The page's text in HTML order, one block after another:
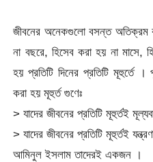
জীবনের অনেকগুলো বসন্ত অতিক্রম
না বছরে, হিসেব করা হয় না মাসে,
হয় প্রতিটি দিনের প্রতিটি মূহুর্তে ।
করা হয় মূহুর্ত গুণেঃ
> যাদের জীবনের প্রতিটি মূহুর্তই
> যাদের জীবনের প্রতিটি মূহুর্তই
আমিনুল ইসলাম তাদেরই একজন ।